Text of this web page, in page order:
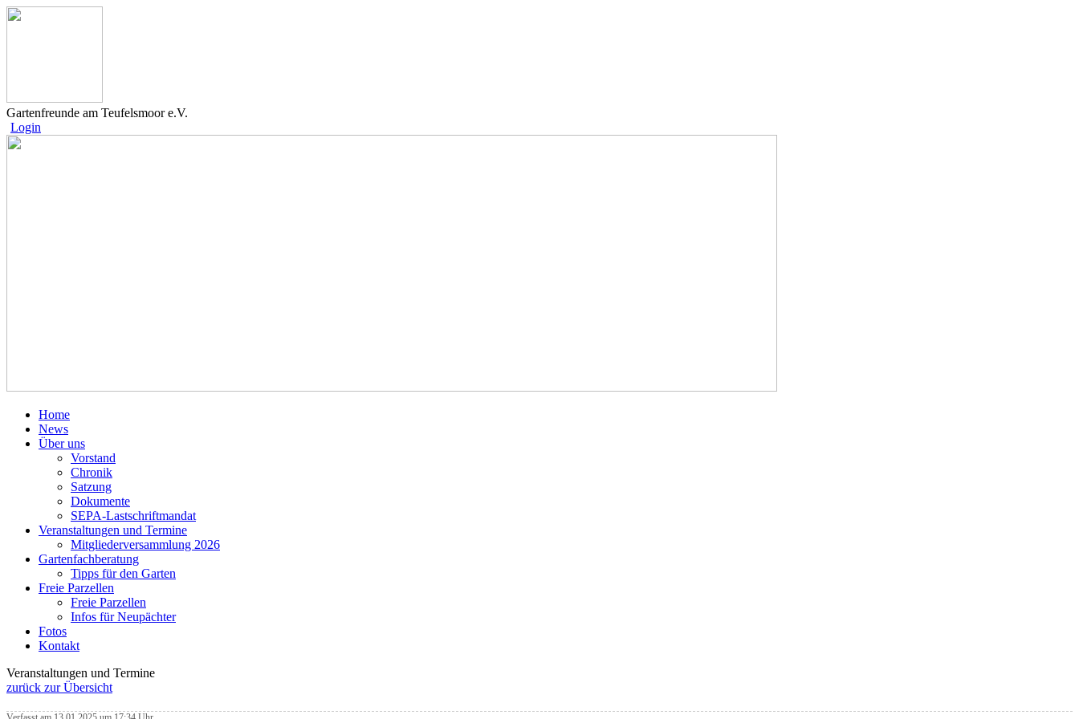
Gartenfreunde am Teufelsmoor e.V.
Login
Home
News
Über uns
Vorstand
Chronik
Satzung
Dokumente
SEPA-Lastschriftmandat
Veranstaltungen und Termine
Mitgliederversammlung 2026
Gartenfachberatung
Tipps für den Garten
Freie Parzellen
Freie Parzellen
Infos für Neupächter
Fotos
Kontakt
Veranstaltungen und Termine
zurück zur Übersicht